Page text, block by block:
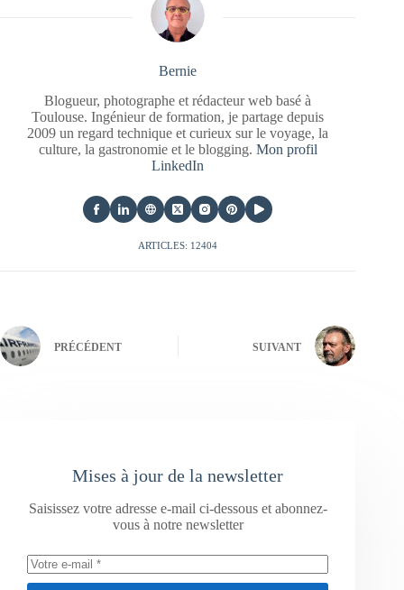
Bernie
Blogueur, photographe et rédacteur web basé à
Toulouse. Ingénieur de formation, je partage depuis
2009 un regard technique et curieux sur le voyage, la
culture, la gastronomie et le blogging. Mon profil
LinkedIn
ARTICLES: 12404
PRÉCÉDENT SUIVANT
Mises à jour de la newsletter
Saisissez votre adresse e-mail ci-dessous et abonnez-
vous à notre newsletter